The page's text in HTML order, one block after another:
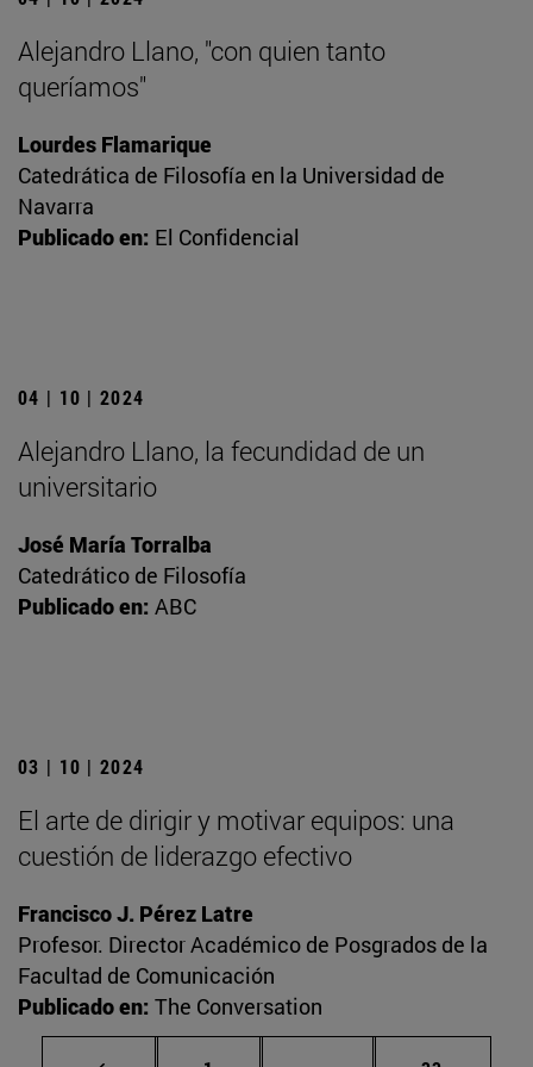
Alejandro Llano, "con quien tanto
queríamos"
Lourdes Flamarique
Catedrática de Filosofía en la Universidad de
Navarra
Publicado en: El Confidencial
04 | 10 | 2024
Alejandro Llano, la fecundidad de un
universitario
José María Torralba
Catedrático de Filosofía
Publicado en: ABC
03 | 10 | 2024
El arte de dirigir y motivar equipos: una
cuestión de liderazgo efectivo
Francisco J. Pérez Latre
Profesor. Director Académico de Posgrados de la
Facultad de Comunicación
Publicado en: The Conversation